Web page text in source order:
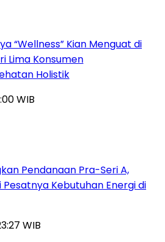
“Wellness” Kian Menguat di
Lima Konsumen
Holistik
WIB
Pendanaan Pra-Seri A,
Kebutuhan Energi di
WIB